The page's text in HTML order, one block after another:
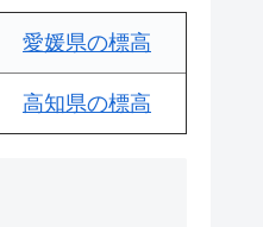
愛媛県の標高
高知県の標高